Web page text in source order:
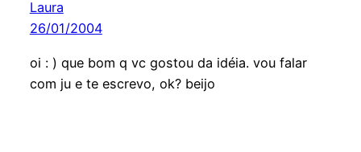
Laura
26/01/2004
oi : ) que bom q vc gostou da idéia. vou falar
com ju e te escrevo, ok? beijo